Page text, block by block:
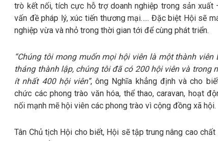
trò kết nối, tích cực hỗ trợ doanh nghiệp trong sản xuất
vấn đề pháp lý, xúc tiến thương mại….. Đặc biệt Hội sẽ
nghiệp vừa và nhỏ trong thời gian tới để cùng phát triển.
“Chúng tôi mong muốn mọi hội viên là một thành viên
tháng thành lập, chúng tôi đã có 200 hội viên và trong
ít nhất 400 hội viên”, ông Nghĩa khẳng định và cho
chức các phong trào văn hóa, thể thao, caravan, hoạt
nối mạnh mẽ hội viên các phong trào vì cộng đồng xã hội.
Tân Chủ tịch Hội cho biết, Hội sẽ tập trung nâng cao